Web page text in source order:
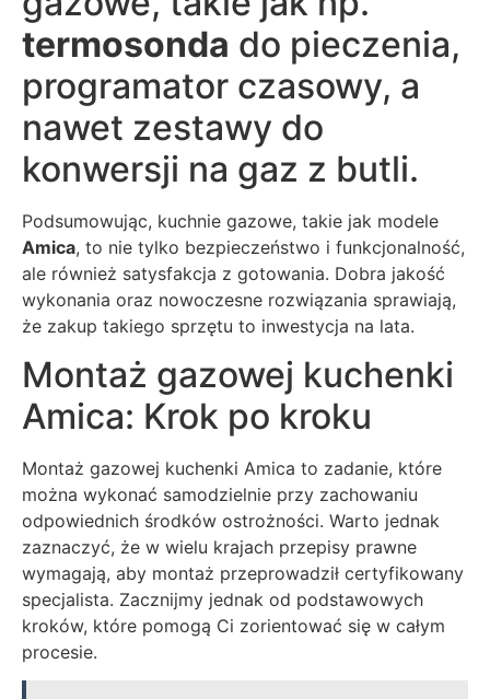
termosonda do pieczenia,
programator czasowy, a
nawet zestawy do
konwersji na gaz z butli.
Podsumowując, kuchnie gazowe, takie jak modele
Amica, to nie tylko bezpieczeństwo i funkcjonalność,
ale również satysfakcja z gotowania. Dobra jakość
wykonania oraz nowoczesne rozwiązania sprawiają,
że zakup takiego sprzętu to inwestycja na lata.
Montaż gazowej kuchenki
Amica: Krok po kroku
Montaż gazowej kuchenki Amica to zadanie, które
można wykonać samodzielnie przy zachowaniu
odpowiednich środków ostrożności. Warto jednak
zaznaczyć, że w wielu krajach przepisy prawne
wymagają, aby montaż przeprowadził certyfikowany
specjalista. Zacznijmy jednak od podstawowych
kroków, które pomogą Ci zorientować się w całym
procesie.